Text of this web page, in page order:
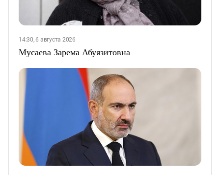
14:30, 6 августа 2026
Мусаева Зарема Абуязитовна